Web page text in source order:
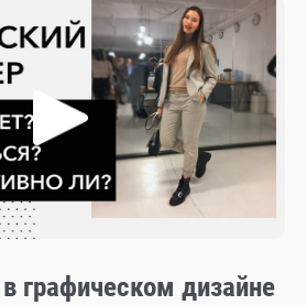
графическом дизайне